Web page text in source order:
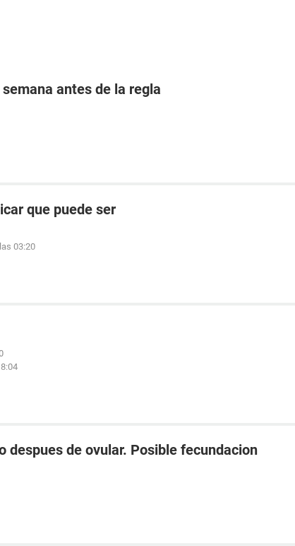
antes de la regla
que puede ser
03:20
despues de ovular. Posible fecundacion